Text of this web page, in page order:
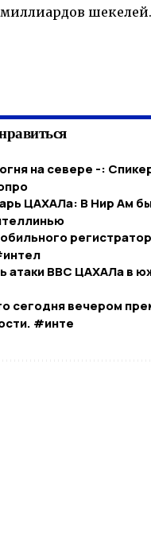
шекелей.
на севере -:
ЦАХАЛа: В Нир Ам
атаки ВВС ЦАХАЛа в
сегодня вечером
#инте